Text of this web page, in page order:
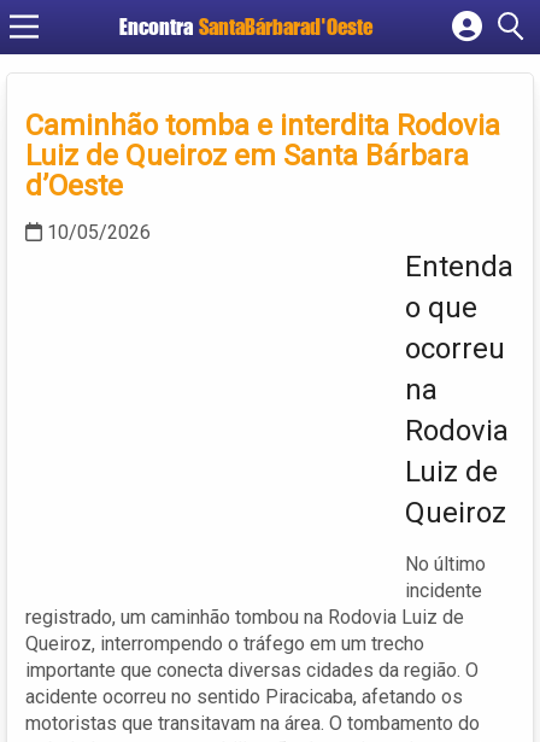
Encontra SantaBárbarad'Oeste
Cadastrar empresa
Criar conta
Caminhão tomba e interdita Rodovia
Luiz de Queiroz em Santa Bárbara
d’Oeste
10/05/2026
Entenda
o que
ocorreu
na
Rodovia
Luiz de
Queiroz
No último
incidente
registrado, um caminhão tombou na Rodovia Luiz de
Queiroz, interrompendo o tráfego em um trecho
importante que conecta diversas cidades da região. O
acidente ocorreu no sentido Piracicaba, afetando os
motoristas que transitavam na área. O tombamento do